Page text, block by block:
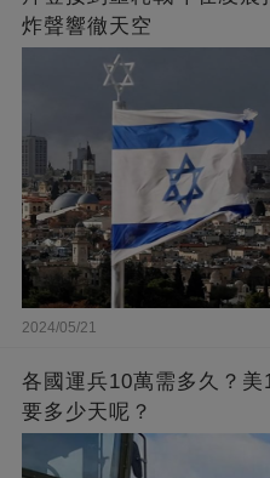
炸聲響徹天空
2024/05/21
各國運兵10萬需多久？
要多少天呢？